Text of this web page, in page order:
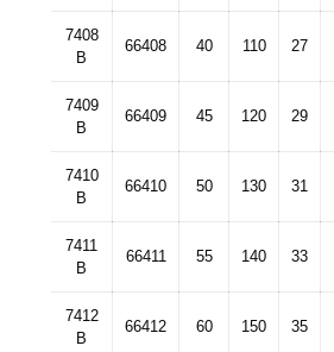
7408
B
66408 40 110 27
7409
B
66409 45 120 29
7410
B
66410 50 130 31
7411
B
66411 55 140 33
7412
B
66412 60 150 35